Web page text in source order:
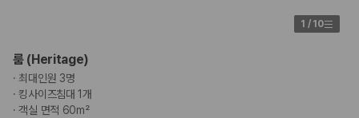
1 / 10
룸 (Heritage)
· 최대인원 3명
·킹사이즈침대 1개
·객실 면적 60m²